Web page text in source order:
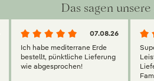
Das sagen
07.08.26
Ich habe mediterrane Erde
bestellt, pünktliche Lieferung
wie abgesprochen!